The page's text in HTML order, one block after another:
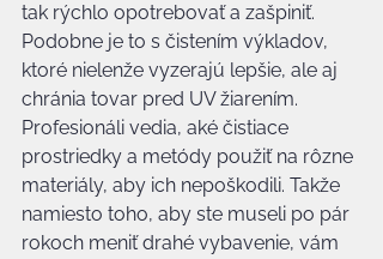
tak rýchlo opotrebovať a zašpiniť.
Podobne je to s čistením výkladov,
ktoré nielenže vyzerajú lepšie, ale aj
chránia tovar pred UV žiarením.
Profesionáli vedia, aké čistiace
prostriedky a metódy použiť na rôzne
materiály, aby ich nepoškodili. Takže
namiesto toho, aby ste museli po pár
rokoch meniť drahé vybavenie, vám